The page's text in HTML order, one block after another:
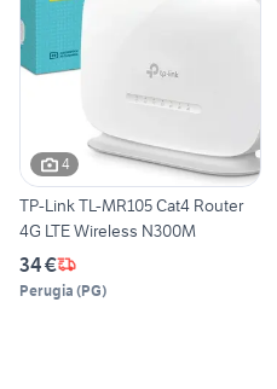
4
TP-Link TL-MR105 Cat4 Router
4G LTE Wireless N300M
34 €
Perugia (PG)